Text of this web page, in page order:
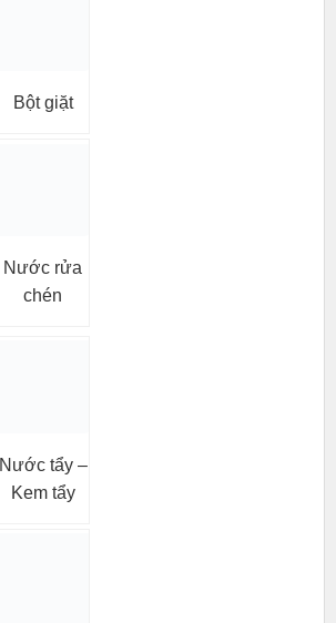
Bột giặt
Nước rửa
chén
Nước tẩy –
Kem tẩy